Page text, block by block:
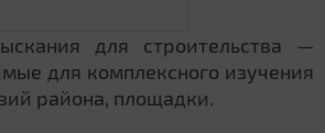
для строительства —
для комплексного изучения
района, площадки.